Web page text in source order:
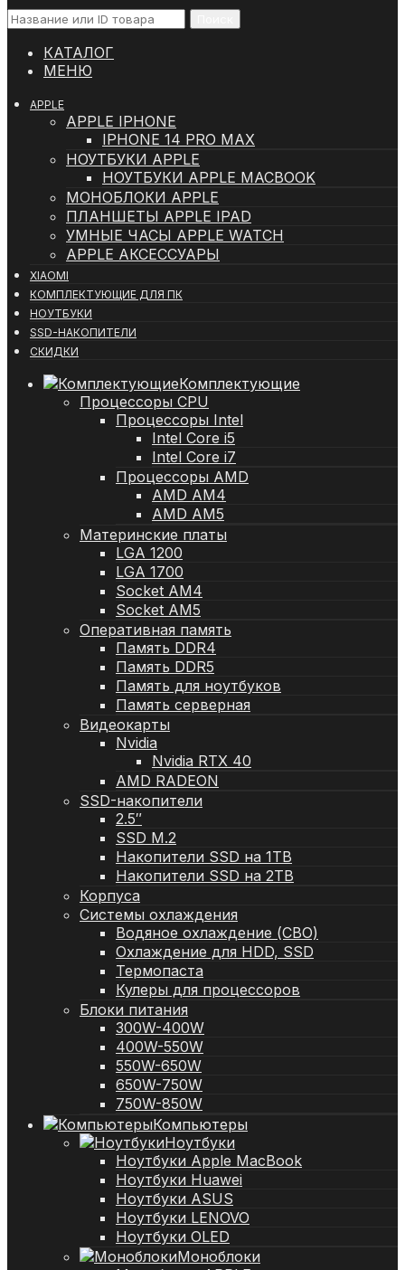
КАТАЛОГ
МЕНЮ
APPLE
APPLE IPHONE
IPHONE 14 PRO MAX
НОУТБУКИ APPLE
НОУТБУКИ APPLE MACBOOK
МОНОБЛОКИ APPLE
ПЛАНШЕТЫ APPLE IPAD
УМНЫЕ ЧАСЫ APPLE WATCH
APPLE АКСЕССУАРЫ
XIAOMI
КОМПЛЕКТУЮЩИЕ ДЛЯ ПК
НОУТБУКИ
SSD-НАКОПИТЕЛИ
СКИДКИ
Комплектующие
Процессоры CPU
Процессоры Intel
Intel Core i5
Intel Core i7
Процессоры AMD
AMD AM4
AMD AM5
Материнские платы
LGA 1200
LGA 1700
Socket AM4
Socket AM5
Оперативная память
Память DDR4
Память DDR5
Память для ноутбуков
Память серверная
Видеокарты
Nvidia
Nvidia RTX 40
AMD RADEON
SSD-накопители
2.5″
SSD M.2
Накопители SSD на 1TB
Накопители SSD на 2TB
Корпуса
Системы охлаждения
Водяное охлаждение (СВО)
Охлаждение для HDD, SSD
Термопаста
Кулеры для процессоров
Блоки питания
300W-400W
400W-550W
550W-650W
650W-750W
750W-850W
Компьютеры
Ноутбуки
Ноутбуки Apple MacBook
Ноутбуки Huawei
Ноутбуки ASUS
Ноутбуки LENOVO
Ноутбуки OLED
Моноблоки